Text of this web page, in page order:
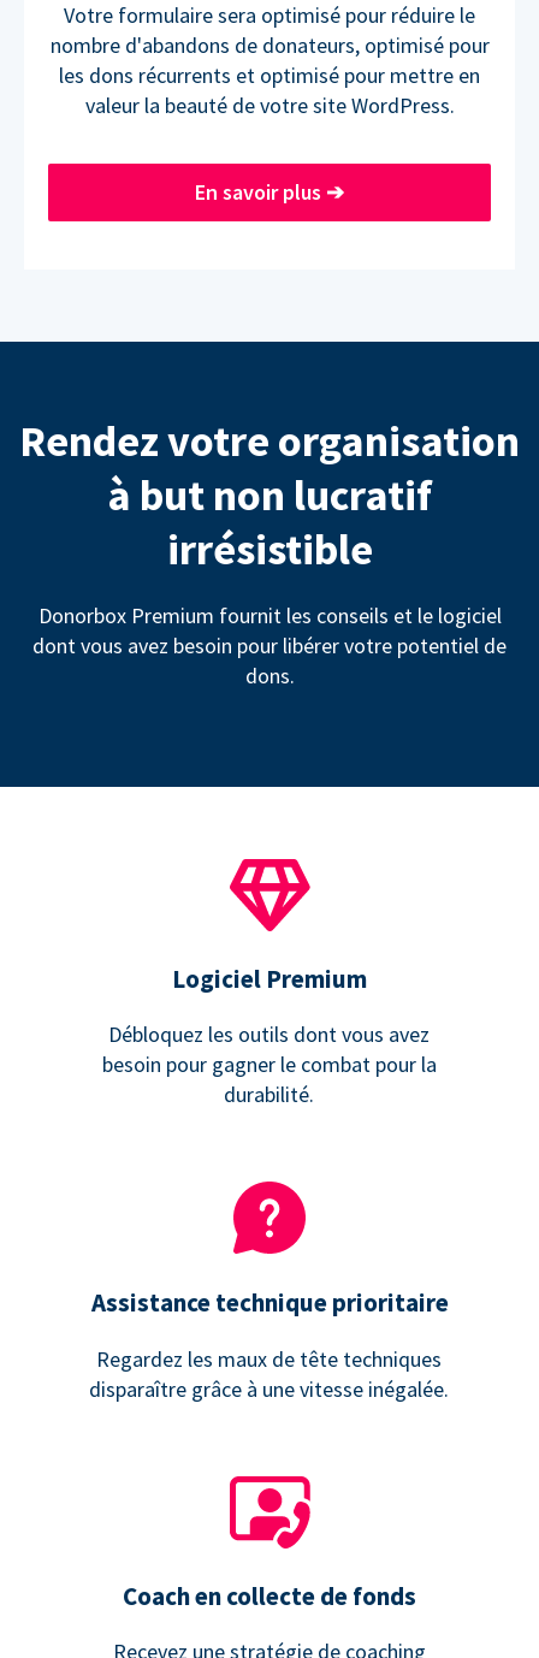
Votre formulaire sera optimisé pour réduire le
nombre d'abandons de donateurs, optimisé pour
les dons récurrents et optimisé pour mettre en
valeur la beauté de votre site WordPress.
En savoir plus ➔
Rendez votre organisation
à but non lucratif
irrésistible
Donorbox Premium fournit les conseils et le logiciel
dont vous avez besoin pour libérer votre potentiel de
dons.
Logiciel Premium
Débloquez les outils dont vous avez
besoin pour gagner le combat pour la
durabilité.
Assistance technique prioritaire
Regardez les maux de tête techniques
disparaître grâce à une vitesse inégalée.
Coach en collecte de fonds
Recevez une stratégie de coaching